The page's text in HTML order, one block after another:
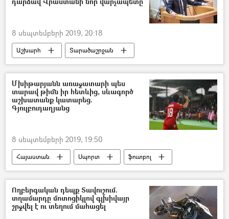
8 սեպտեմբերի 2019, 20:18
Աշխարհ
Տարածաշրջան
Վրաստանի Հանրապետություն
Վարչապետ
Գեորգի Գախարիա
Ընտրություններ
Մխիթարյանն առաջատարի պես
տարավ թիմն իր հետևից, սևագործ
աշխատանք կատարեց.
Գյուլբուդաղյանց
8 սեպտեմբերի 2019, 19:50
Հայաստան Սպորտ
ֆուտբոլ
Հենրիխ Մխիթարյան
Բոսնիա և Հերցեգովինա
Արմեն Գյուլբուդաղյանց
մարզիչ
Ողբերգական դեպք Տավուշում.
տղամարդը մոտոցիկլով գլխիվայր
շրջվել է ու տեղում մահացել